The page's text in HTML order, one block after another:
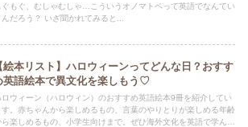
ぐもぐ、むしゃむしゃ…こういうオノマトペって英語でなんてい
うんだろう？ いざ聞かれてみると...
絵本リスト】ハロウィーンってどんな日？おすす
英語絵本で異文化を楽しもう♡
ロウィーン（ハロウィン）のおすすめ英語絵本9冊を紹介してい
す。赤ちゃんから楽しめるもの、言葉のやりとりが楽しめる年齢
ら楽しめるもの、小学生向けまで。ぜひ海外文化を英語で学んで